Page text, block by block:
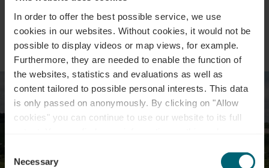
In order to offer the best possible service, we use
cookies in our websites. Without cookies, it would not be
possible to display videos or map views, for example.
Furthermore, they are needed to enable the function of
the websites, statistics and evaluations as well as
content tailored to possible personal interests. This data
is only passed on anonymously. By clicking on "Allow
cookies" you can continue to use our website to its full
time.
Consent
Selection
Necessary
Parkings publics disponibles au point de rendez-vous -
Arrêt de bus : Ahn - op der Bréck
4,2 km – 170 m de dénivelé – Difficulté : bonne
condition physique et pied sûr
Ne convient pas aux fauteuils roulants, aux poussettes
ou aux personnes à mobilité réduite